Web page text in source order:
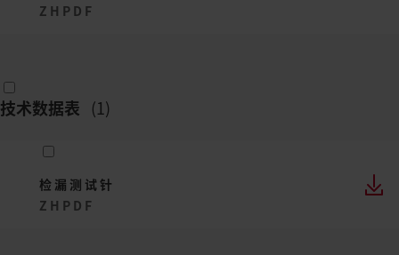
ZH PDF
技术数据表 (1)
检漏测试针
ZH PDF